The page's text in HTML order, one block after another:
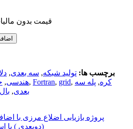
قیمت بدون مالیات:
برچسب ها: تولید شبکه, سه بعدی,
هندسی, , Fortran, grid, کره, پله سه
بعدی,